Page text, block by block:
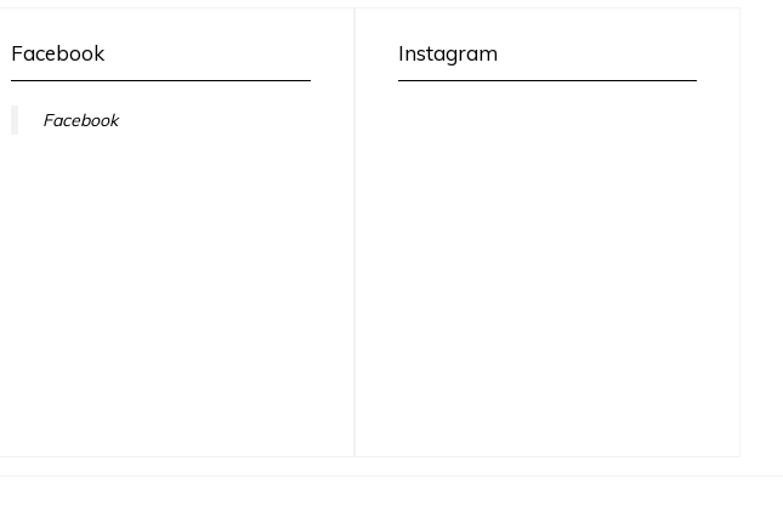
Facebook
Facebook
Instagram